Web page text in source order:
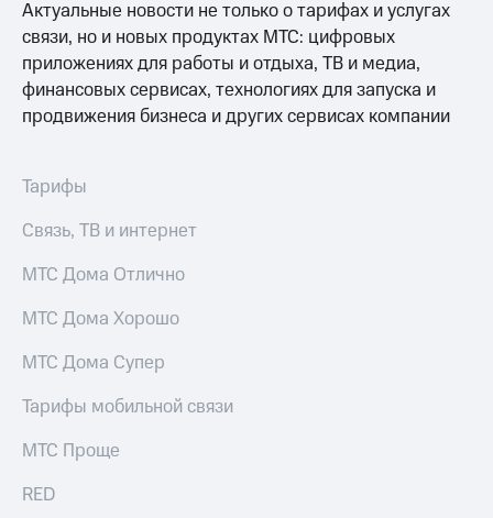
Актуальные новости не только о тарифах и услугах
связи, но и новых продуктах МТС: цифровых
приложениях для работы и отдыха, ТВ и медиа,
финансовых сервисах, технологиях для запуска и
продвижения бизнеса и других сервисах компании
Тарифы
Связь, ТВ и интернет
МТС Дома Отлично
МТС Дома Хорошо
МТС Дома Супер
Тарифы мобильной связи
МТС Проще
RED